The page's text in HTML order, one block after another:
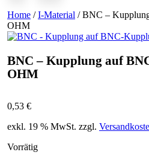
Home /I-Material / BNC –
OHM
BNC – Kupplung auf
OHM
0,53 €
exkl. 19 % MwSt. zzgl.
Vorrätig